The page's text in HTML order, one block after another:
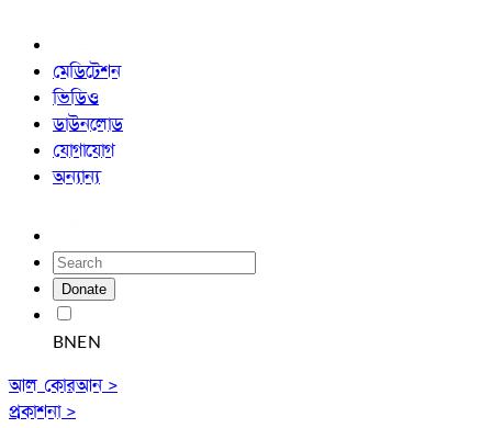
মেডিটেশন
ভিডিও
ডাউনলোড
যোগাযোগ
অন্যান্য
Donate
BNEN
আল কোরআন >
প্রকাশনা >